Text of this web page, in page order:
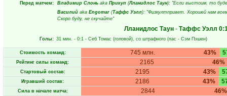
Перед матчем: Владимир Слонь aka Прикуп (Лланидлос Таун): "Если выстоим, то
Василий aka Engomar (Таффс Уэлл): "Физкултпривет. Хорошей нам
Скоро буду, не скучайте"
Лланидлос Таун- Таффс Уэлл
Голы: 31 мин. - 0:1 - Себ Томас (головой), со штрафного (пас - Сэм Пэшен)
Стоимость команд: 43%
745 млн.
Рейтинг силы команд: 46%
2165
Стартовый состав: 43%
2195
Игравший состав: 43%
2186
Сила в начале матча: 46%
2844